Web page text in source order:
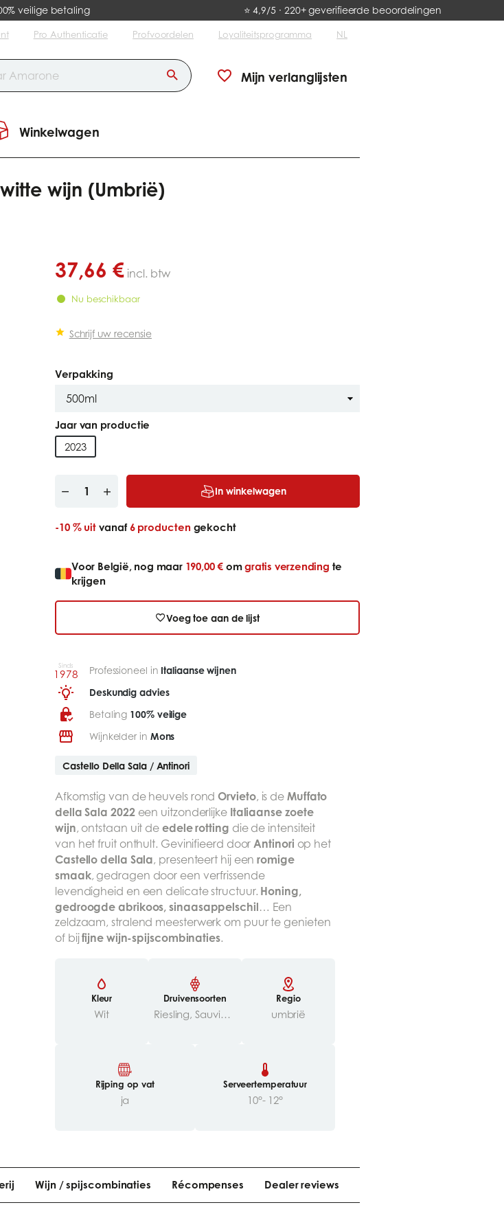
veilige betaling ⭐ 4,9/5 · 220+ geverifieerde beoordelingen
Pro Authenticatie Profvoordelen Loyaliteitsprogramma NL
Mijn verlanglijsten
Winkelwagen
wijn (Umbrië)
Nu beschikbaar
37,66 € incl. btw
Verpakking
Jaar van productie
2023
In winkelwagen
-10 %uit vanaf6 producten gekocht
Voor België, nog maar 190,00 € omgratis verzending te
krijgen
Voeg toe aan de lijst
Schrijf uw recensie
Sinds
1978 Professioneel in Italiaanse wijnen
Deskundig advies
Betaling 100% veilige
Wijnkelder in Mons
Castello Della Sala / Antinori
Afkomstig van de heuvels rond Orvieto, is de Muffato
della Sala 2022een uitzonderlijke Italiaanse zoete
wijn, ontstaan uit deedele rotting die de intensiteit
van het fruit onthult. Gevinifieerd doorAntinori op het
Castello della Sala, presenteert hij eenromige
smaak, gedragen door een verfrissende
levendigheid en een delicate structuur. Honing,
gedroogde abrikoos, sinaasappelschil… Een
zeldzaam, stralend meesterwerk om puur te genieten
of bijfijne wijn-spijscombinaties.
Kleur
Wit
Druivensoorten
Riesling, Sauvignon Blanc, Gewürztraminer, Grechetto, Sémilion
Regio
umbrië
Rijping op vat
ja
Serveertemperatuur
10°- 12°
Wijn / spijscombinaties Récompenses Dealer reviews